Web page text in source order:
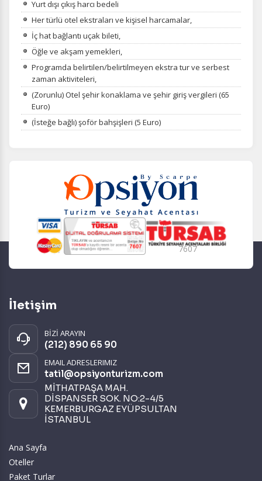
Yurt dışı çıkış harcı bedeli
Her türlü otel ekstraları ve kişisel harcamalar,
İç hat bağlantı uçak bileti,
Öğle ve akşam yemekleri,
Programda belirtilen/belirtilmeyen ekstra tur ve serbest
zaman aktiviteleri,
(Zorunlu) Otel şehir konaklama ve şehir giriş vergileri (65
Euro)
(İsteğe bağlı) şoför bahşişleri (5 Euro)
7607
İletişim
BİZİ ARAYIN
(212) 890 65 90
EMAIL ADRESLERIMIZ
tatil@opsiyonturizm.com
MİTHATPAŞA MAH.
DİSPANSER SOK. NO:2-4/5
KEMERBURGAZ EYÜPSULTAN
İSTANBUL
Ana Sayfa
Oteller
Paket Turlar